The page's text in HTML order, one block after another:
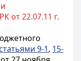
от 22.07.11 г.
статьями 9-1, 15-